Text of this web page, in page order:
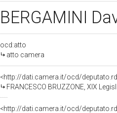
BERGAMINI
ocd:atto
atto camera
<http://dati.camera.it/ocd/
FRANCESCO BRUZZONE, XIX
<http://dati.camera.it/ocd/